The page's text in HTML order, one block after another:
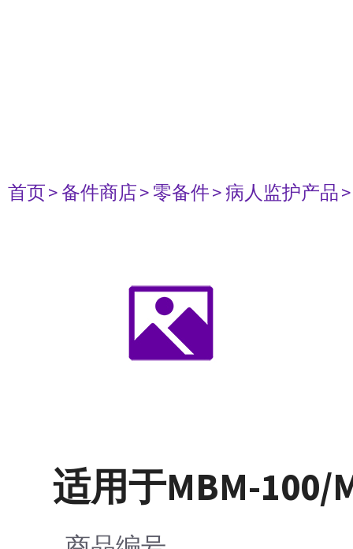
首页> 备件商店> 零备件> 病人监护产品
适用于MBM-100/